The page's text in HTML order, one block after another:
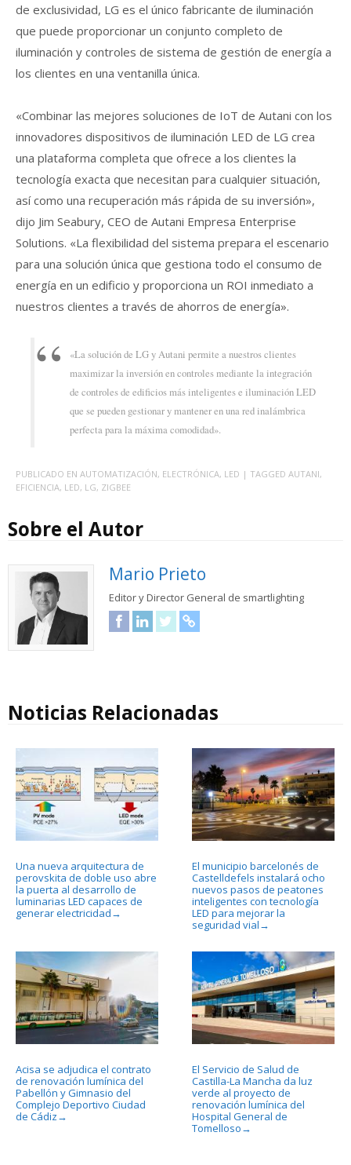
de exclusividad, LG es el único fabricante de iluminación
que puede proporcionar un conjunto completo de
iluminación y controles de sistema de gestión de energía a
los clientes en una ventanilla única.
«Combinar las mejores soluciones de IoT de Autani con los
innovadores dispositivos de iluminación LED de LG crea
una plataforma completa que ofrece a los clientes la
tecnología exacta que necesitan para cualquier situación,
así como una recuperación más rápida de su inversión»,
dijo Jim Seabury, CEO de Autani Empresa Enterprise
Solutions. «La flexibilidad del sistema prepara el escenario
para una solución única que gestiona todo el consumo de
energía en un edificio y proporciona un ROI inmediato a
nuestros clientes a través de ahorros de energía».
«La solución de LG y Autani permite a nuestros clientes
maximizar la inversión en controles mediante la integración
de controles de edificios más inteligentes e iluminación LED
que se pueden gestionar y mantener en una red inalámbrica
perfecta para la máxima comodidad».
PUBLICADO EN AUTOMATIZACIÓN, ELECTRÓNICA, LED | TAGGED AUTANI,
EFICIENCIA, LED, LG, ZIGBEE
Sobre el Autor
Mario Prieto
Editor y Director General de smartlighting
FacebookLinkedInTwitter
Noticias Relacionadas
Una nueva arquitectura de
perovskita de doble uso abre
la puerta al desarrollo de
luminarias LED capaces de
generar electricidad →
El municipio barcelonés de
Castelldefels instalará ocho
nuevos pasos de peatones
inteligentes con tecnología
LED para mejorar la
seguridad vial →
Acisa se adjudica el contrato
de renovación lumínica del
Pabellón y Gimnasio del
Complejo Deportivo Ciudad
de Cádiz →
El Servicio de Salud de
Castilla-La Mancha da luz
verde al proyecto de
renovación lumínica del
Hospital General de
Tomelloso →